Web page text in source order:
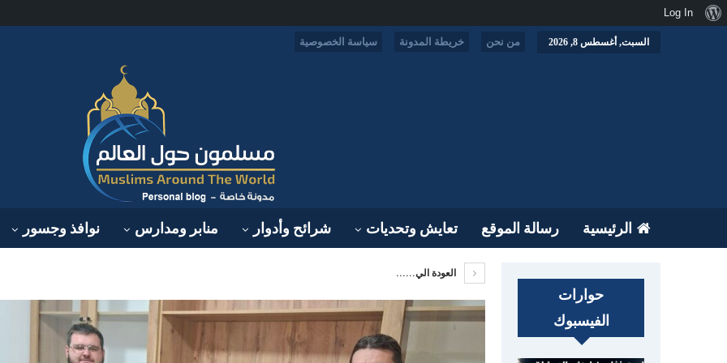
السبت, أغسطس 8, 2026 من نحن خريطة المدونة سياسة الخصوصية
الرئيسية رسالة الموقع تعايش وتحديات شرائح وأدوار منابر ومدارس نوافذ وجسور
العودة الي......
حوارات
الفيسبوك
نبذةLog In